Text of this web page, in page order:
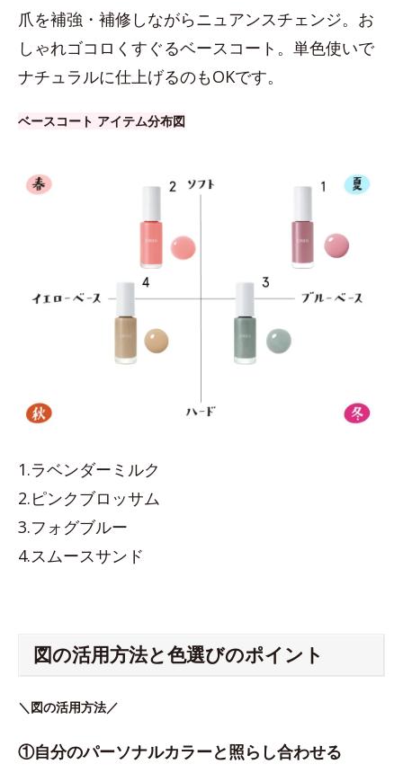
爪を補強・補修しながらニュアンスチェンジ。お
しゃれゴコロくすぐるベースコート。単色使いで
ナチュラルに仕上げるのもOKです。
ベースコート アイテム分布図
1.ラベンダーミルク
2.ピンクブロッサム
3.フォグブルー
4.スムースサンド
図の活用方法と色選びのポイント
＼図の活用方法／
①自分のパーソナルカラーと照らし合わせる